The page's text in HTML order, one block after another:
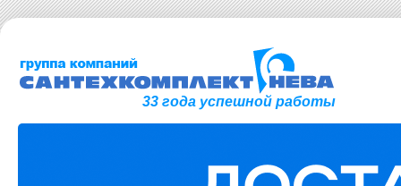
33 года успешной работы